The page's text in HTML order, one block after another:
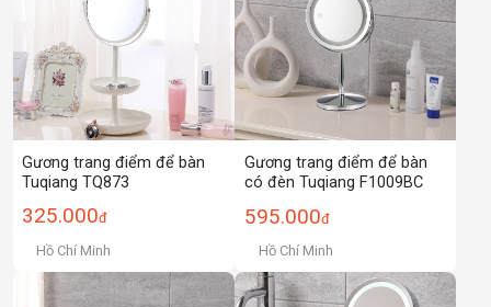
Gương trang điểm để bàn
Tuqiang TQ873
325.000đ
Hồ Chí Minh
Gương trang điểm để bàn
có đèn Tuqiang F1009BC
595.000đ
Hồ Chí Minh